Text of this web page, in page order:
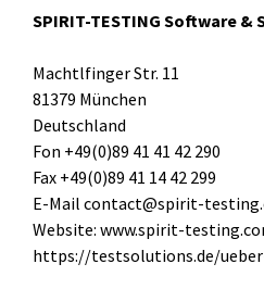
SPIRIT-TESTING Software &
Machtlfinger Str. 11
81379 München
Deutschland
Fon +49(0)89 41 41 42 290
Fax +49(0)89 41 14 42 299
E-Mail contact@spirit-
Website: www.spirit-
https://testsolutions.de/